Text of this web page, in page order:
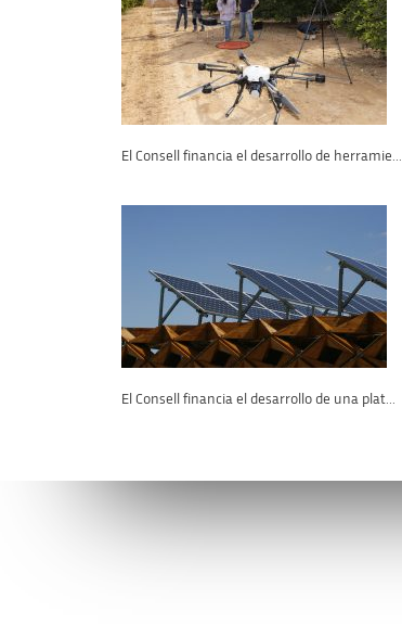
El Consell financia el desarrollo de herramie...
El Consell financia el desarrollo de una plat...